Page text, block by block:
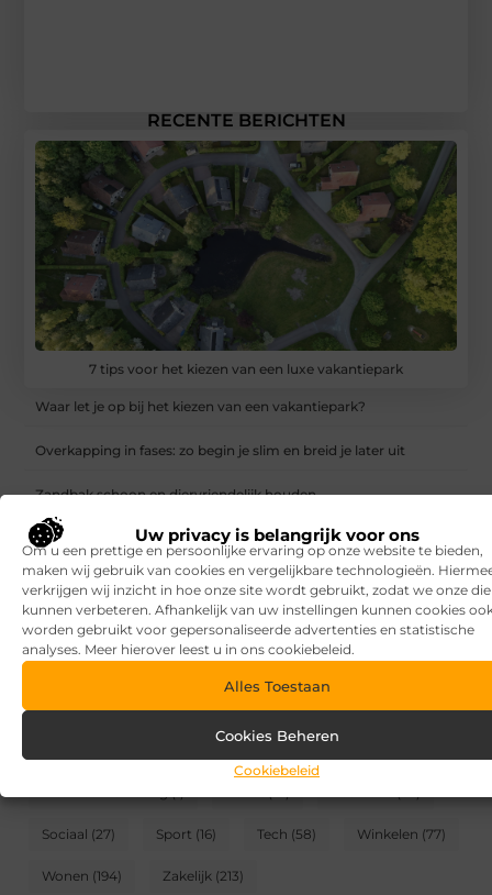
Uw privacy is belangrijk voor ons
Om u een prettige en persoonlijke ervaring op onze website te bieden,
maken wij gebruik van cookies en vergelijkbare technologieën.
verkrijgen wij inzicht in hoe onze site wordt gebruikt, zodat we onze
kunnen verbeteren. Afhankelijk van uw instellingen kunnen cookies
worden gebruikt voor gepersonaliseerde advertenties en statistische
analyses. Meer hierover leest u in ons cookiebeleid.
Alles Toestaan
Cookies Beheren
Cookiebeleid
RECENTE BERICHTEN
7 tips voor het kiezen van een luxe vakantiepark
Waar let je op bij het kiezen van een vakantiepark?
Overkapping in fases: zo begin je slim en breid je later uit
Zandbak schoon en diervriendelijk houden
Vind de perfecte garage in Eerbeek
Aanrijdbeveiliging: voorkom schade, stilstand en onveilige
situaties op de werkvloer
Rijlessen in Haarlem? Zo vergroot je jouw kans om sneller te
slagen
Sociaal (27) Sport (16) Tech (58) Winkelen (77)
Wonen (194) Zakelijk (213)